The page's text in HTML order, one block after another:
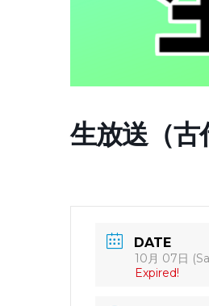
生放送（古
DATE
10月 07日
Expired!